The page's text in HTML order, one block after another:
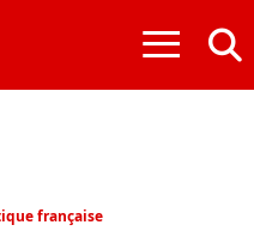
≡
française